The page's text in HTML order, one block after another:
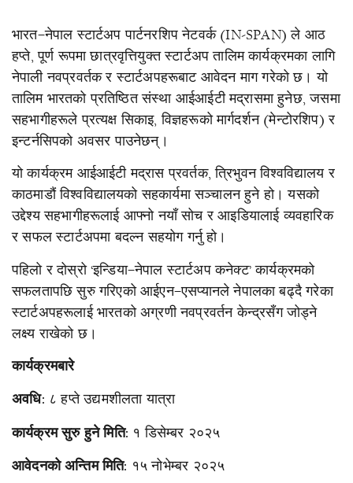
भारत–नेपाल स्टार्टअप पार्टनरशिप नेटवर्क (IN-SPAN) ले आठ
हप्ते, पूर्ण रूपमा छात्रवृत्तियुक्त स्टार्टअप तालिम कार्यक्रमका लागि
नेपाली नवप्रवर्तक र स्टार्टअपहरूबाट आवेदन माग गरेको छ। यो
तालिम भारतको प्रतिष्ठित संस्था आईआईटी मद्रासमा हुनेछ, जसमा
सहभागीहरूले प्रत्यक्ष सिकाइ, विज्ञहरूको मार्गदर्शन (मेन्टोरशिप) र
इन्टर्नसिपको अवसर पाउनेछन्।
यो कार्यक्रम आईआईटी मद्रास प्रवर्तक, त्रिभुवन विश्वविद्यालय र
काठमाडौं विश्वविद्यालयको सहकार्यमा सञ्चालन हुने हो। यसको
उद्देश्य सहभागीहरूलाई आफ्नो नयाँ सोच र आइडियालाई व्यवहारिक
र सफल स्टार्टअपमा बदल्न सहयोग गर्नु हो।
पहिलो र दोस्रो ‘इन्डिया–नेपाल स्टार्टअप कनेक्ट’ कार्यक्रमको
सफलतापछि सुरु गरिएको आईएन–एसप्यानले नेपालका बढ्दै गरेका
स्टार्टअपहरूलाई भारतको अग्रणी नवप्रवर्तन केन्द्रसँग जोड्ने
लक्ष्य राखेको छ।
कार्यक्रमबारे
अवधि: ८ हप्ते उद्यमशीलता यात्रा
कार्यक्रम सुरु हुने मिति: १ डिसेम्बर २०२५
आवेदनको अन्तिम मिति: १५ नोभेम्बर २०२५